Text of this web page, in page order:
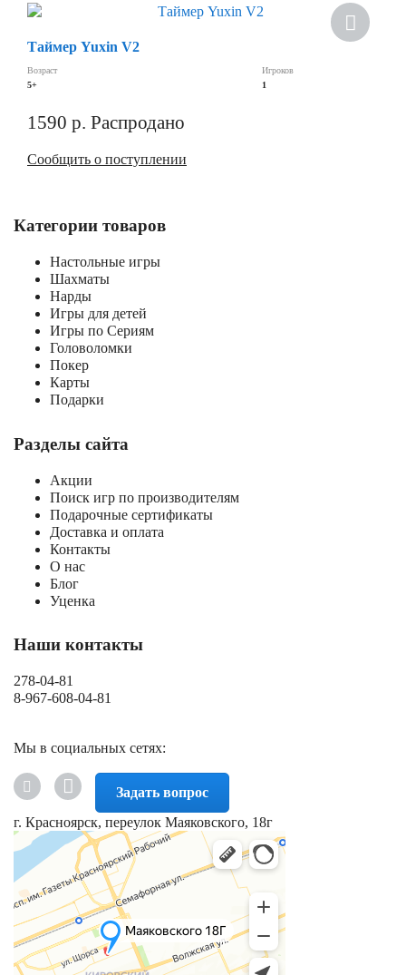
Таймер Yuxin V2
Возраст
5+
Игроков
1
1590 р. Распродано
Сообщить о поступлении
Категории товаров
Настольные игры
Шахматы
Нарды
Игры для детей
Игры по Сериям
Головоломки
Покер
Карты
Подарки
Разделы сайта
Акции
Поиск игр по производителям
Подарочные сертификаты
Доставка и оплата
Контакты
О нас
Блог
Уценка
Наши контакты
278-04-81
8-967-608-04-81
Мы в социальных сетях:
Задать вопрос
г. Красноярск, переулок Маяковского, 18г